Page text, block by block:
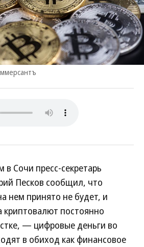
Сочи пресс-секретарь
Песков сообщил, что
нем принято не будет, и
постоянно
— цифровые деньги во
в обиход как финансовое